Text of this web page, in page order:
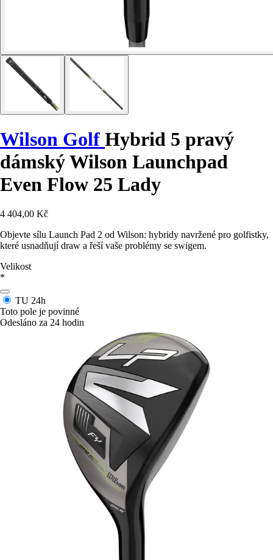
Wilson Golf Hybrid 5 pravý
dámský Wilson Launchpad
Even Flow 25 Lady
4 404,00 Kč
Objevte sílu Launch Pad 2 od Wilson: hybridy navržené pro golfistky,
které usnadňují draw a řeší vaše problémy se swigem.
Velikost
*
TU 24h
Toto pole je povinné
Odesláno za 24 hodin